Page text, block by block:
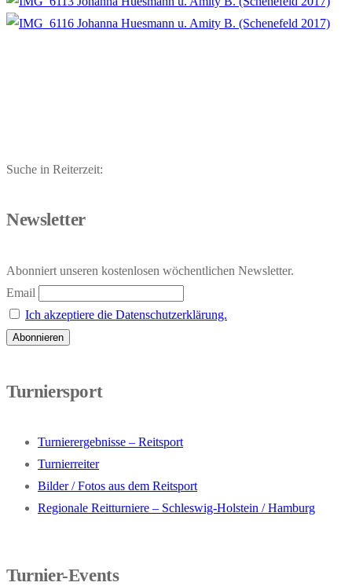
Suche in Reiterzeit:
Newsletter
Abonniert unseren kostenlosen wöchentlichen Newsletter.
Email
Ich akzeptiere die Datenschutzerklärung.
Turniersport
Turnierergebnisse – Reitsport
Turnierreiter
Bilder / Fotos aus dem Reitsport
Regionale Reitturniere – Schleswig-Holstein / Hamburg
Turnier-Events